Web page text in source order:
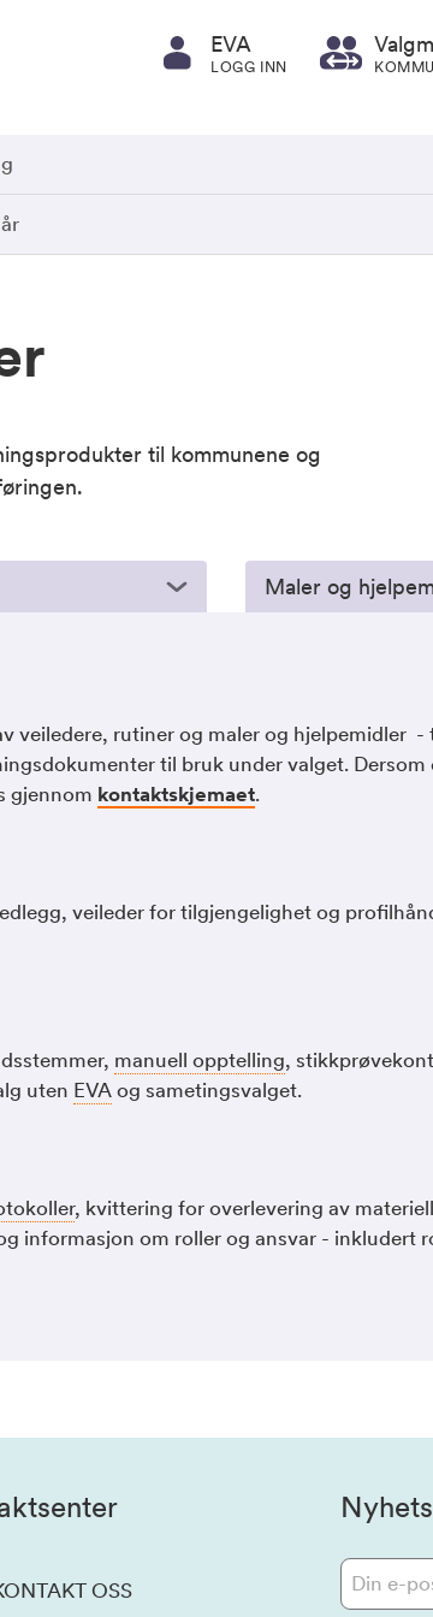
EVA
LOGG INN
til kommunene og
Maler og
veiledere, rutiner og maler og hjelpemidler -
til bruk under valget. Dersom
gjennom kontaktskjemaet.
veileder for tilgjengelighet og
manuell opptelling,
uten EVAog sametingsvalget.
, kvittering for overlevering av
informasjon om roller og ansvar - inkludert
OSS